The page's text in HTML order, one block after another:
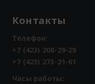
Контакты
Телефон:
+7 (423) 208-29-29
+7 (423) 273-21-61
Часы работы: